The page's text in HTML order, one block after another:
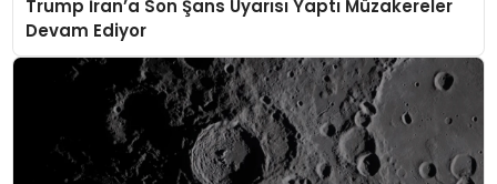
Trump İran’a Son Şans Uyarısı Yaptı Müzakereler
Devam Ediyor